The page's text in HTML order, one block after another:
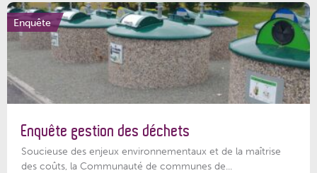
Enquête
Enquête gestion des déchets
Soucieuse des enjeux environnementaux et de la maîtrise
des coûts, la Communauté de communes de...